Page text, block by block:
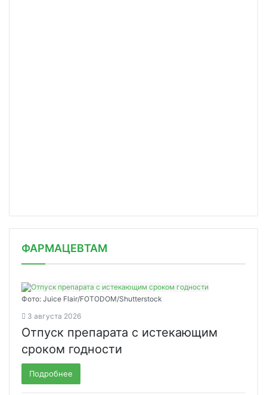
ФАРМАЦЕВТАМ
Фото: Juice Flair/FOTODOM/Shutterstoсk
3 августа 2026
Отпуск препарата с истекающим
сроком годности
Подробнее